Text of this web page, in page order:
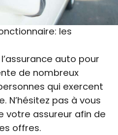
les
auto pour
de nombreux
qui exercent
N’hésitez pas à vous
votre assureur afin de
offres.